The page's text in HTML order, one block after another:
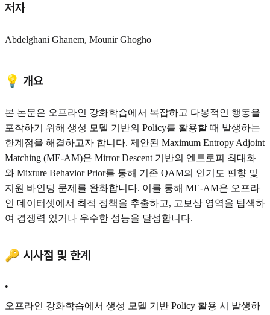
저자
Abdelghani Ghanem, Mounir Ghogho
💡 개요
본 논문은 오프라인 강화학습에서 복잡하고 다봉적인 행동을
포착하기 위해 생성 모델 기반의 Policy를 활용할 때 발생하는
한계점을 해결하고자 합니다. 제안된 Maximum Entropy Adjoint
Matching (ME-AM)은 Mirror Descent 기반의 엔트로피 최대화
와 Mixture Behavior Prior를 통해 기존 QAM의 인기도 편향 및
지원 바인딩 문제를 완화합니다. 이를 통해 ME-AM은 오프라
인 데이터셋에서 최적 정책을 추출하고, 고보상 영역을 탐색하
여 경쟁력 있거나 우수한 성능을 달성합니다.
🔑 시사점 및 한계
•
오프라인 강화학습에서 생성 모델 기반 Policy 활용 시 발생하